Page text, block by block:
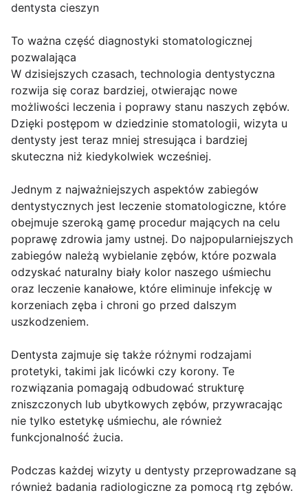
dentysta cieszyn
To ważna część diagnostyki stomatologicznej
pozwalająca
W dzisiejszych czasach, technologia dentystyczna
rozwija się coraz bardziej, otwierając nowe
możliwości leczenia i poprawy stanu naszych zębów.
Dzięki postępom w dziedzinie stomatologii, wizyta u
dentysty jest teraz mniej stresująca i bardziej
skuteczna niż kiedykolwiek wcześniej.
Jednym z najważniejszych aspektów zabiegów
dentystycznych jest leczenie stomatologiczne, które
obejmuje szeroką gamę procedur mających na celu
poprawę zdrowia jamy ustnej. Do najpopularniejszych
zabiegów należą wybielanie zębów, które pozwala
odzyskać naturalny biały kolor naszego uśmiechu
oraz leczenie kanałowe, które eliminuje infekcję w
korzeniach zęba i chroni go przed dalszym
uszkodzeniem.
Dentysta zajmuje się także różnymi rodzajami
protetyki, takimi jak licówki czy korony. Te
rozwiązania pomagają odbudować strukturę
zniszczonych lub ubytkowych zębów, przywracając
nie tylko estetykę uśmiechu, ale również
funkcjonalność żucia.
Podczas każdej wizyty u dentysty przeprowadzane są
również badania radiologiczne za pomocą rtg zębów.